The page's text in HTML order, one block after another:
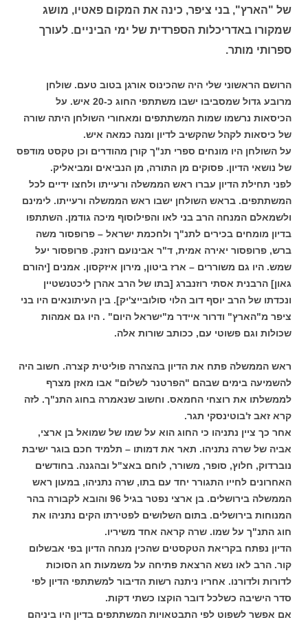
של "הארץ", בני ציפר, כינה את המקום פאטיו, מושג
שמקורו באדריכלות הספרדית של ימי הביניים. לעורך
ספרותי מותר.
הרושם הראשוני שלי היה שהכינוס אורגן בטוב טעם. שולחן
מרובע גדול שמסביבו ישבו משתתפי החוג כ-20 איש. על
הכיסאות נרשמו שמות המשתתפים ומאחורי השולחן היתה שורה
של כיסאות לקהל שהקשיב לדיון ומנה כמאה איש.
על השולחן היו מונחים ספרי תנ"ך קורן מהודרים וכן טקסט מודפס
של נושאי הדיון. פסוקים מן התורה, מן הנביאים ומביאליק.
לפני תחילת הדיון עברו ראש הממשלה ורעייתו ולחצו ידיים לכל
המשתתפים. בראש השולחן ישבו ראש הממשלה ורעייתו. לימינם
ולשמאלם המנחה הרב בני לאו והפילוסוף מיכה גודמן. השתתפו
בדיון מומחים בכירים לתנ"ך ולחכמת ישראל – פרופסור משה
ברש, פרופסור יאירה אמית, ד"ר אבינועם רוזנק. פרופסור יעל
שמש. היו גם משוררים – ארז ביטון, מירון איזקסון. אמנים [יהורם
גאון] הרבנית אסתי רוזנברג [בתו של הרב אהרן ליכטנשטיין
ונכדתו של הרב יוסף דוב הלוי סולובייצ'יק]. בין העיתונאים היו בני
ציפר מ"הארץ" ודרור איידר מ"ישראל היום" . היו גם אמהות
שכולות וגם פשוטי עם, ככותב שורות אלה.
ראש הממשלה פתח את הדיון בהצהרה פוליטית קצרה. חשוב היה
להשמיעה בימים שבהם "הפרטנר לשלום" אבו מאזן מצרף
לממשלתו את רוצחי החמאס. וחשוב שנאמרה בחוג התנ"ך. לזה
קרא זאב ז'בוטינסקי תגר.
אחר כך ציין נתניהו כי החוג הוא על שמו של שמואל בן ארצי,
אביה של שרה נתניהו. תאר את דמותו – תלמיד חכם בוגר ישיבת
נוברדוק, חלוץ, סופר, משורר, לוחם באצ"ל ובהגנה. בחודשים
האחרונים לחייו התגורר יחד עם בתו, שרה נתניהו, במעון ראש
הממשלה בירושלים. בן ארצי נפטר בגיל 96 והובא לקבורה בהר
המנוחות בירושלים. בתום השלושים לפטירתו הקים נתניהו את
חוג התנ"ך על שמו. שרה קראה אחד משיריו.
הדיון נפתח בקריאת הטקסטים שהכין מנחה הדיון בפי אבשלום
קור. הרב לאו נשא הרצאת פתיחה על משמעות חג הסוכות
לדורות ולדורנו. אחריו ניתנה רשות הדיבור למשתתפי הדיון לפי
סדר הישיבה כשלכל דובר הוקצו כשתי דקות.
אם אפשר לשפוט לפי התבטאויות המשתתפים בדיון היו ביניהם